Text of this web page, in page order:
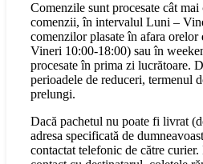
Comenzile sunt procesate cât mai
comenzii, în intervalul Luni –
comenzilor plasate în afara
Vineri 10:00-18:00) sau în
procesate în prima zi lucrătoare.
perioadele de reduceri, termenul
prelungi.
Dacă pachetul nu poate fi livrat
adresa specificată de
contactat telefonic de către